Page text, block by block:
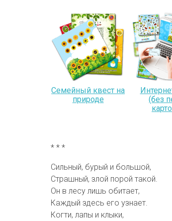
Семейный квест на
природе
(без
* * *
Сильный, бурый и большой,
Страшный, злой порой такой.
Он в лесу лишь обитает,
Каждый здесь его узнает.
Когти, лапы и клыки,